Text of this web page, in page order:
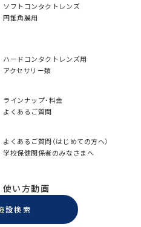
ソフトコンタクトレンズ
円錐角膜用
ハードコンタクトレンズ用
アクセサリー類
ラインナップ・料金
よくあるご質問
よくあるご質問（はじめての方へ）
学校保健関係者のみなさまへ
使い方動画
設検索